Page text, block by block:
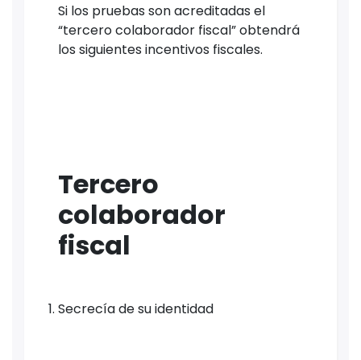
Si los pruebas son acreditadas el
“tercero colaborador fiscal” obtendrá
los siguientes incentivos fiscales.
Tercero
colaborador
fiscal
Secrecía de su identidad